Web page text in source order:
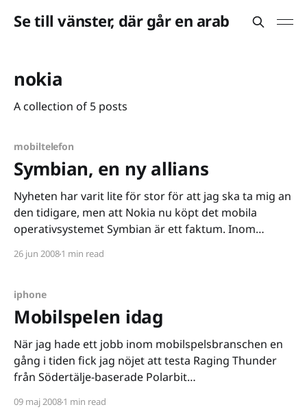
Se till vänster, där går en arab
nokia
A collection of 5 posts
mobiltelefon
Symbian, en ny allians
Nyheten har varit lite för stor för att jag ska ta mig an
den tidigare, men att Nokia nu köpt det mobila
operativsystemet Symbian är ett faktum. Inom
väldigt stor affär. När man pratar med folk som
26 jun 20081 min read
iphone
Mobilspelen idag
När jag hade ett jobb inom mobilspelsbranschen en
gång i tiden fick jag nöjet att testa Raging Thunder
från Södertälje-baserade Polarbit
var ett klassiskt arkadracer, grejen var dock att det
09 maj 20081 min read